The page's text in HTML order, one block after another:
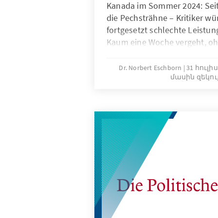
sein, tragfähige Koalitionen
Kanada im Sommer 2024:
die Pechsträhne – Kritiker
fortgesetzt schlechte
Kaum eine Woche vergeht,
Regierungschef zeigt sich
Misere jedoch äußerlich
Dr. Norbert Eschborn 31
մասին